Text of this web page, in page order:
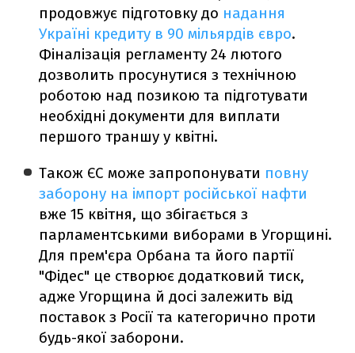
продовжує підготовку до надання
Україні кредиту в 90 мільярдів євро.
Фіналізація регламенту 24 лютого
дозволить просунутися з технічною
роботою над позикою та підготувати
необхідні документи для виплати
першого траншу у квітні.
Також ЄС може запропонувати повну
заборону на імпорт російської нафти
вже 15 квітня, що збігається з
парламентськими виборами в Угорщині.
Для прем'єра Орбана та його партії
"Фідес" це створює додатковий тиск,
адже Угорщина й досі залежить від
поставок з Росії та категорично проти
будь-якої заборони.